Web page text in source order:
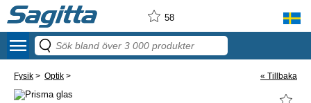
58
menu
Fysik > Optik > « Tillbaka